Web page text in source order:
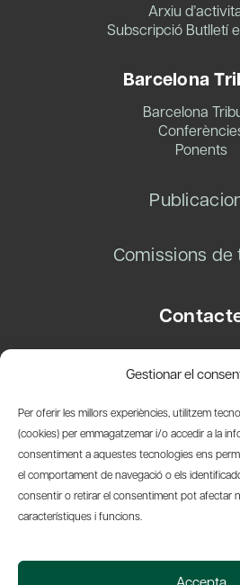
Gestionar el
Per oferir les millors experiències, utilitzem
(cookies) per emmagatzemar i/o accedir a la
consentiment a aquestes tecnologies ens
el comportament de navegació o els
consentir o retirar el consentiment pot afectar
característiques i funcions.
Accepta
Arxiu
Subscripció Butlletí
Barcelona
Barcelona
Ponents
Comissions de
08003
Suscripció
© 2026 Societat Econòmica